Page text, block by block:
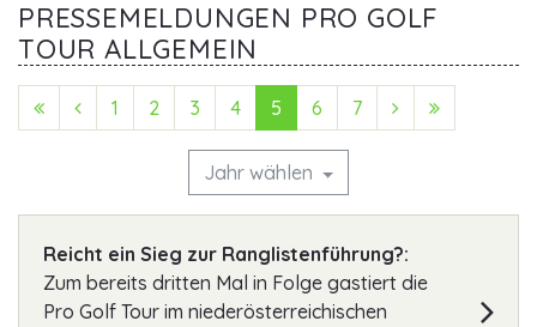
PRESSEMELDUNGEN PRO GOLF
TOUR ALLGEMEIN
First (Anfang)
Previous (Zurück)
1 2 3 4 5 6 7 Next
Jahr wählen
Reicht ein Sieg zur Ranglistenführung?:
Zum bereits dritten Mal in Folge gastiert die
Pro Golf Tour im niederösterreichischen